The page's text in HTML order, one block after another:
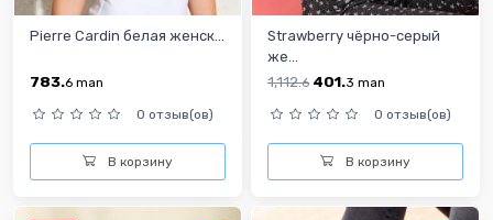
Pierre Cardin белая женск...
783.6 man
0 отзыв(ов)
В корзину
Strawberry чёрно-серый
же...
1,112.6 401.3 man
0 отзыв(ов)
В корзину